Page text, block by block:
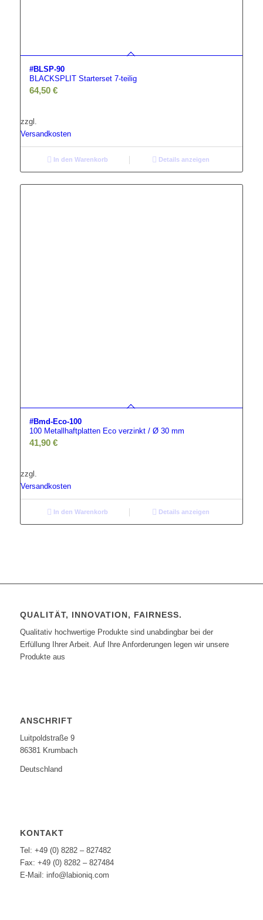
#BLSP-90
BLACKSPLIT Starterset 7-teilig
64,50 €
zzgl.
Versandkosten
In den Warenkorb Details anzeigen
#Bmd-Eco-100
100 Metallhaftplatten Eco verzinkt / Ø 30 mm
41,90 €
zzgl.
Versandkosten
In den Warenkorb Details anzeigen
QUALITÄT, INNOVATION, FAIRNESS.
Qualitativ hochwertige Produkte sind unabdingbar bei der
Erfüllung Ihrer Arbeit. Auf Ihre Anforderungen legen wir unsere
Produkte aus
ANSCHRIFT
Luitpoldstraße 9
86381 Krumbach
Deutschland
KONTAKT
Tel: +49 (0) 8282 – 827482
Fax: +49 (0) 8282 – 827484
E-Mail: info@labioniq.com